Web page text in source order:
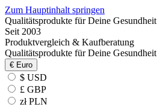
Zum Hauptinhalt springen
Qualitätsprodukte für Deine Gesundheit
Seit 2003
Produktvergleich & Kaufberatung
Qualitätsprodukte für Deine Gesundheit
€ Euro
$ USD
£ GBP
zł PLN